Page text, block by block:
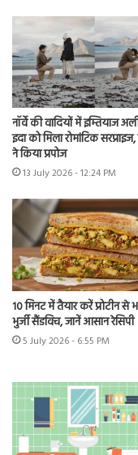
नॉर्वे की वादियों में इम्तियाज
इदा को मिला रोमांटिक
ने किया प्रपोज
13 July 2026 - 12:24 PM
10 मिनट में तैयार करें प्रोटीन से
भुर्जी सैंडविच, जानें आसान रेसिपी
5 July 2026 - 6:55 PM